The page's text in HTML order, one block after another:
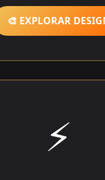
🎨 EXPLORAR
⚡